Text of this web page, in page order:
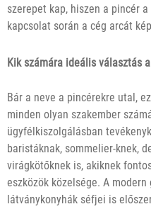
szerepet kap, hiszen a pincér
kapcsolat során a cég arcát
Kik számára ideális választás
Bár a neve a pincérekre utal,
minden olyan szakember
ügyfélkiszolgálásban
baristáknak, sommelier-knek,
virágkötőknek is, akiknek
eszközök közelsége. A
látványkonyhák séfjei is